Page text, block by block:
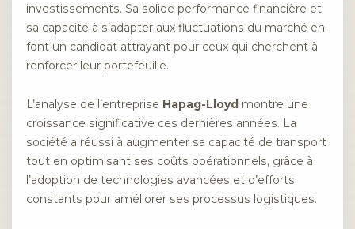
investissements. Sa solide performance financière et
sa capacité à s’adapter aux fluctuations du marché en
font un candidat attrayant pour ceux qui cherchent à
renforcer leur portefeuille.
L’analyse de l’entreprise Hapag-Lloyd montre une
croissance significative ces dernières années. La
société a réussi à augmenter sa capacité de transport
tout en optimisant ses coûts opérationnels, grâce à
l’adoption de technologies avancées et d’efforts
constants pour améliorer ses processus logistiques.